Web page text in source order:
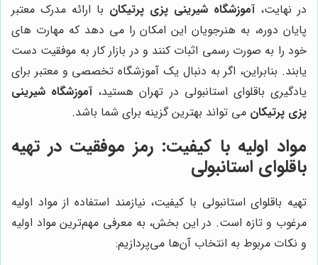
در نهایت،آموزشگاه شیرینی پزی پرتیکان با ارائه مدرک معتبر
پایان دوره، به هنرجویان این امکان را می دهد که مهارت های
خود را به صورت رسمی اثبات کنند و در بازار کار به موفقیت دست
یابند. بنابراین، اگر به دنبال یک آموزشگاه تخصصی و معتبر برای
یادگیری باقلوای استانبولی در تهران هستید،آموزشگاه شیرینی
پزی پرتیکان می تواند بهترین گزینه برای شما باشد.
مواد اولیه با کیفیت: رمز موفقیت در تهیه
باقلوای استانبولی
تهیه باقلوای استانبولی با کیفیت، نیازمند استفاده از مواد اولیه
مرغوب و تازه است. در این بخش، به معرفی مهم‌ترین مواد اولیه
و نکات مربوط به انتخاب آن‌ها می‌پردازیم: